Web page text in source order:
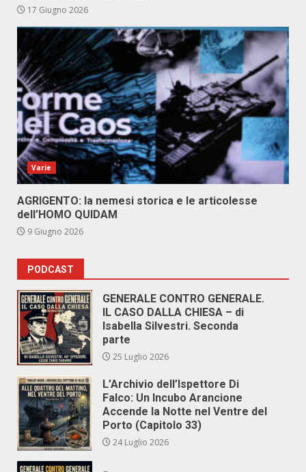
17 Giugno 2026
Varie
AGRIGENTO: la nemesi storica e le articolesse
dell’HOMO QUIDAM
9 Giugno 2026
PODCAST
GENERALE CONTRO GENERALE.
IL CASO DALLA CHIESA – di
Isabella Silvestri. Seconda
parte
25 Luglio 2026
L’Archivio dell’Ispettore Di
Falco: Un Incubo Arancione
Accende la Notte nel Ventre del
Porto (Capitolo 33)
24 Luglio 2026